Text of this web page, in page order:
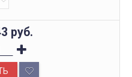
руб.